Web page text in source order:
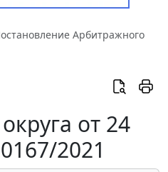
Арбитражного
от 24
2021